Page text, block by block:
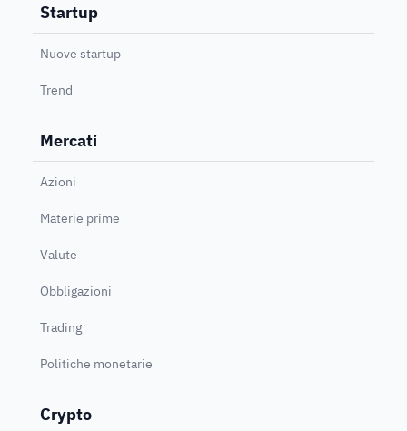
Startup
Nuove startup
Trend
Mercati
Azioni
Materie prime
Valute
Obbligazioni
Trading
Politiche monetarie
Crypto